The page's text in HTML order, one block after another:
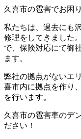
久喜市の雹害でお困
私たちは、過去にも
修理をしてきました
で、保険対応にて御
ます。
弊社の拠点がないエ
喜市内に拠点を作り
を行います。
久喜市の雹害車のデ
ださい！